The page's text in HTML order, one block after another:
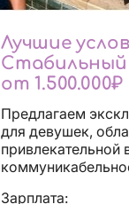
Лучшие
от 1.500.000₽
Предлагаем
для девушек,
привлекательной
Зарплата: